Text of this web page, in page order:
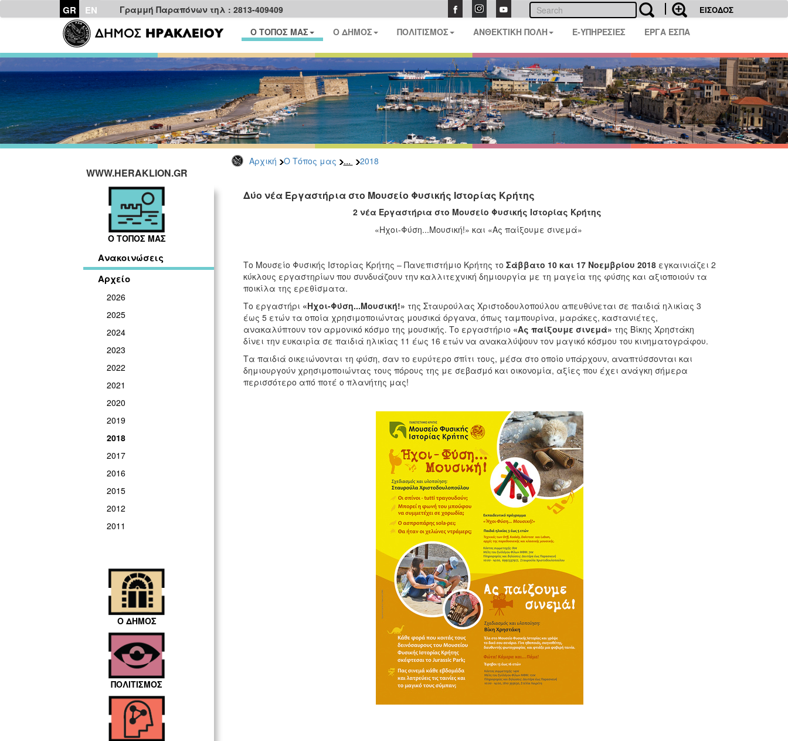
GR EN Γραμμή Παραπόνων τηλ : 2813-409409 ΕΙΣΟΔΟΣ
Ο ΤΟΠΟΣ ΜΑΣ Ο ΔΗΜΟΣ ΠΟΛΙΤΙΣΜΟΣ ΑΝΘΕΚΤΙΚΗ ΠΟΛΗ E-ΥΠΗΡΕΣΙΕΣ ΕΡΓΑ ΕΣΠΑ
Αρχική Ο Τόπος μας ... 2018
WWW.HERAKLION.GR
Ο ΤΟΠΟΣ ΜΑΣ
Ανακοινώσεις
Αρχείο
2026
2025
2024
2023
2022
2021
2020
2019
2018
2017
2016
2015
2012
2011
Ο ΔΗΜΟΣ
ΠΟΛΙΤΙΣΜΟΣ
Δύο νέα Εργαστήρια στο Μουσείο Φυσικής Ιστορίας Κρήτης
2 νέα Εργαστήρια στο Μουσείο Φυσικής Ιστορίας Κρήτης
«Ηχοι-Φύση...Μουσική!» και «Ας παίξουμε σινεμά»
Το Μουσείο Φυσικής Ιστορίας Κρήτης – Πανεπιστήμιο Κρήτης το Σάββατο 10 και 17 Νοεμβρίου 2018εγκαινιάζει 2
κύκλους εργαστηρίων που συνδυάζουν την καλλιτεχνική δημιουργία με τη μαγεία της φύσης και αξιοποιούν τα
ποικίλα της ερεθίσματα.
Το εργαστήρι «Ηχοι-Φύση...Μουσική!» της Σταυρούλας Χριστοδουλοπούλου απευθύνεται σε παιδιά ηλικίας 3
έως 5 ετών τα οποία χρησιμοποιώντας μουσικά όργανα, όπως ταμπουρίνα, μαράκες, καστανιέτες,
ανακαλύπτουν τον αρμονικό κόσμο της μουσικής. Το εργαστήριο «Ας παίξουμε σινεμά» της Βίκης Χρηστάκη
δίνει την ευκαιρία σε παιδιά ηλικίας 11 έως 16 ετών να ανακαλύψουν τον μαγικό κόσμου του κινηματογράφου.
Τα παιδιά οικειώνονται τη φύση, σαν το ευρύτερο σπίτι τους, μέσα στο οποίο υπάρχουν, αναπτύσσονται και
δημιουργούν χρησιμοποιώντας τους πόρους της με σεβασμό και οικονομία, αξίες που έχει ανάγκη σήμερα
περισσότερο από ποτέ ο πλανήτης μας!